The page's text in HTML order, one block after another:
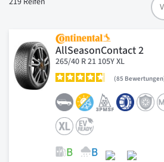
AllSeasonContact 2
265/40 R 21 105Y XL
85 Bewertungen